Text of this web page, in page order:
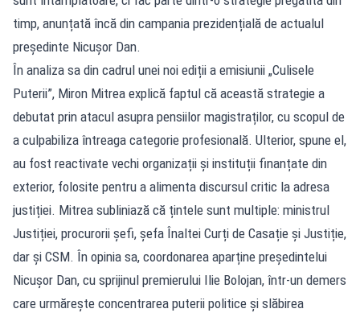
timp, anunțată încă din campania prezidențială de actualul
președinte Nicușor Dan.
În analiza sa din cadrul unei noi ediții a emisiunii „Culisele
Puterii”, Miron Mitrea explică faptul că această strategie a
debutat prin atacul asupra pensiilor magistraților, cu scopul de
a culpabiliza întreaga categorie profesională. Ulterior, spune el,
au fost reactivate vechi organizații și instituții finanțate din
exterior, folosite pentru a alimenta discursul critic la adresa
justiției. Mitrea subliniază că țintele sunt multiple: ministrul
Justiției, procurorii șefi, șefa Înaltei Curți de Casație și Justiție,
dar și CSM. În opinia sa, coordonarea aparține președintelui
Nicușor Dan, cu sprijinul premierului Ilie Bolojan, într-un demers
care urmărește concentrarea puterii politice și slăbirea